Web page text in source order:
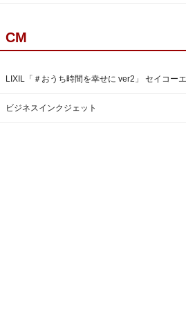
CM
LIXIL「＃おうち時間を幸せに ver2」 セイコー
ビジネスインクジェット